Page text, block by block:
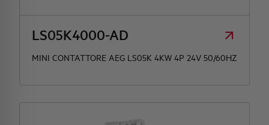
LS05K4000-AD
MINI CONTATTORE AEG LS05K 4KW 4P 24V 50/60HZ